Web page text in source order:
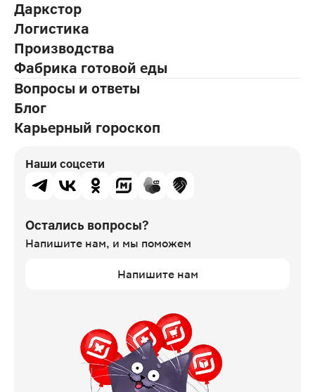
Даркстор
Логистика
Производства
Фабрика готовой еды
Вопросы и ответы
Блог
Карьерный гороскоп
Наши соцсети
Остались вопросы?
Напишите нам, и мы поможем
Напишите нам